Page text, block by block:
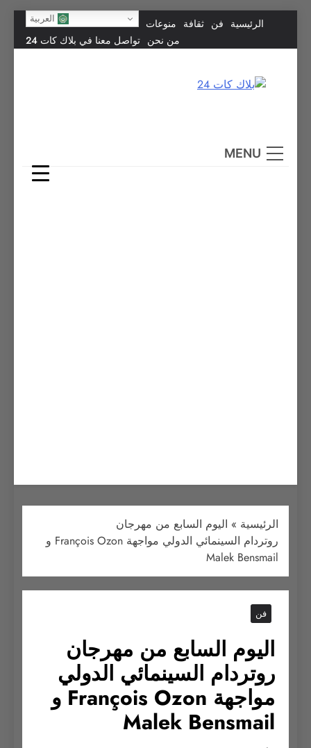
content
الرئيسية فن ثقافة منوعات العربية
من نحن تواصل معنا في بلاك كات 24
MENU
الرئيسية » اليوم السابع من مهرجان
روتردام السينمائي الدولي مواجهة François Ozon و
Malek Bensmail
فن
اليوم السابع من مهرجان
روتردام السينمائي الدولي
مواجهة François Ozon و
Malek Bensmail